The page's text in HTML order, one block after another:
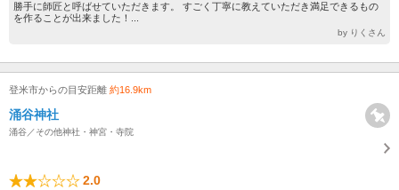
勝手に師匠と呼ばせていただきます。 すごく丁寧に教えていただき満足できるもの
を作ることが出来ました！...
by りくさん
登米市からの目安距離 約16.9km
涌谷神社
涌谷／その他神社・神宮・寺院
2.0